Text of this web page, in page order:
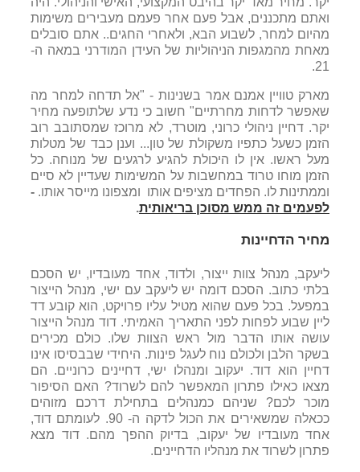
ואתם מתכננים, אבל פעם אחר פעמם מעבירים משימות
מהיום למחר, לשבוע הבא, ולאחרי החגים.. אתם סובלים
מאחת מהמגפות הניהוליות של העידן המודרני במאה ה-
21.
מארק טוויין אמנם אמר בשנינות - "אל תדחה למחר מה
שאפשר לדחות מחרתיים" חשוב כי נדע שלתופעה מחיר
יקר. דחיין ניהולי כרוני, מוטרד, לא מרוכז שמסתובב רוב
הזמן כשעל כתפיו משקולת של טון... וענן כבד של מטלות
מעל ראשו. אין לו היכולת להגיע לרגעים של מנוחה. כל
הזמן מוחו טרוד במחשבות על המשימות שעדיין לא סיים
וממתינות לו. הפחדים מציפים אותו ומצפונו מייסר אותו. -
לפעמים זה ממש מסוכן בריאותית.
מחיר הדחיינות
ליעקב, מנהל צוות ייצור, ולדוד, אחד מעובדיו, יש הסכם
בלתי כתוב. הסכם דומה יש ליעקב עם ישי, מנהל הייצור
במפעל. בכל פעם שהוא מטיל עליו פרויקט, הוא קובע דד
ליין שבוע לפחות לפני התאריך האמיתי. דוד מנהל הייצור
עושה אותו הדבר מול ראש הצוות שלו. כולם מכירים
בשקר הלבן ולכולם נוח לעגל פינות. היחידי שבבסיסו אינו
דחיין הוא דוד. יעקוב ומנהלו ישי, דחיינים כרוניים. הם
מצאו כאילו פתרון המאפשר להם לשרוד? האם הסיפור
מוכר לכם? שניהם כמנהלים בתחילת דרכם מזוהים
ככאלה שמשאירים את הכול לדקה ה- 90. לעומתם דוד,
אחד מעובדיו של יעקוב, בדיוק ההפך מהם. דוד מצא
פתרון לשרוד את מנהליו הדחיינים.